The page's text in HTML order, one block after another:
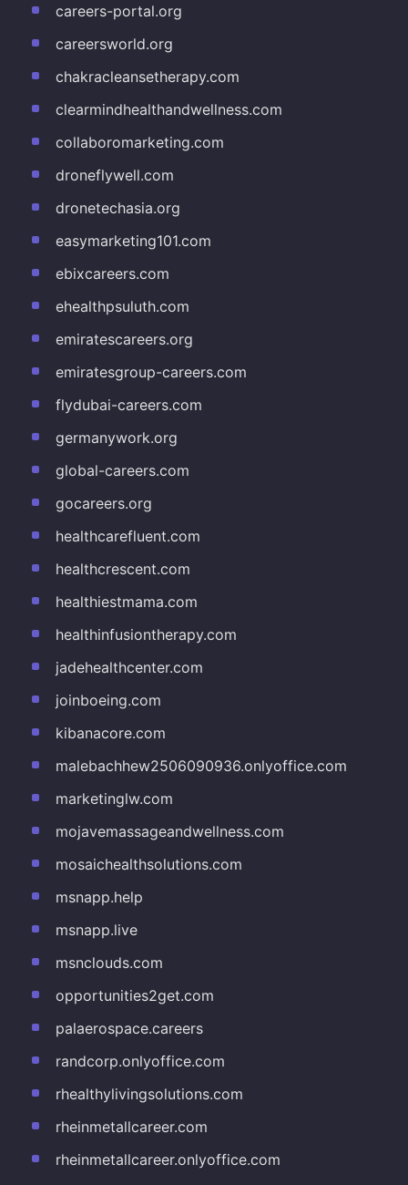
careers-portal.org
careersworld.org
chakracleansetherapy.com
clearmindhealthandwellness.com
collaboromarketing.com
droneflywell.com
dronetechasia.org
easymarketing101.com
ebixcareers.com
ehealthpsuluth.com
emiratescareers.org
emiratesgroup-careers.com
flydubai-careers.com
germanywork.org
global-careers.com
gocareers.org
healthcarefluent.com
healthcrescent.com
healthiestmama.com
healthinfusiontherapy.com
jadehealthcenter.com
joinboeing.com
kibanacore.com
malebachhew2506090936.onlyoffice.com
marketinglw.com
mojavemassageandwellness.com
mosaichealthsolutions.com
msnapp.help
msnapp.live
msnclouds.com
opportunities2get.com
palaerospace.careers
randcorp.onlyoffice.com
rhealthylivingsolutions.com
rheinmetallcareer.com
rheinmetallcareer.onlyoffice.com